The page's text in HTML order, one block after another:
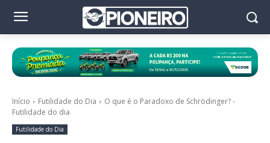
Início Futilidade do Dia
O que é o Paradoxo de Schrödinger? -
Futilidade do dia
Futilidade do Dia